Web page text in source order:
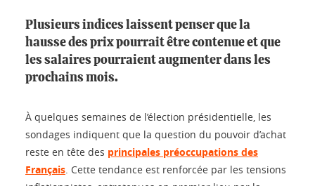
Plusieurs indices laissent penser que la
hausse des prix pourrait être contenue et que
les salaires pourraient augmenter dans les
prochains mois.
À quelques semaines de l’élection présidentielle, les
sondages indiquent que la question du pouvoir d’achat
reste en tête des principales préoccupations des
Français. Cette tendance est renforcée par les tensions